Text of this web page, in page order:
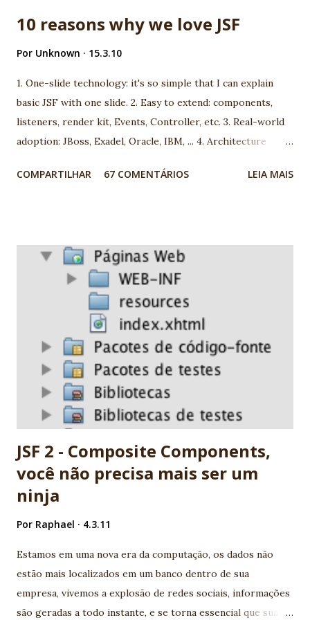
10 reasons why we love JSF
Por Unknown 15.3.10
1. One-slide technology: it's so simple that I can explain
basic JSF with one slide. 2. Easy to extend: components,
listeners, render kit, Events, Controller, etc. 3. Real-world
adoption: JBoss, Exadel, Oracle, IBM, ... 4. Architecture
architecture. 5. Open-mind community: using JSF you are
2.0. People are working really hard! 8. Many professionals
now available 9. It's a standard. It's JCP. Before complain,
report and help! 10. Ed Burns, spec leader, is an old
Globalcode community friend! EXTRA: My wife is specialist
in JSF. She's my F1 for JSF :) Nice job JSF community! -
Vinicius Senger
COMPARTILHAR 67 COMENTÁRIOS LEIA MAIS
JSF 2 - Composite Components,
você não precisa mais ser um
ninja
Por Raphael 4.3.11
Estamos em uma nova era da computação, os dados não
estão mais localizados em um banco dentro de sua
empresa, vivemos a explosão de redes sociais, informações
são geradas a todo instante, e se torna essencial que sua